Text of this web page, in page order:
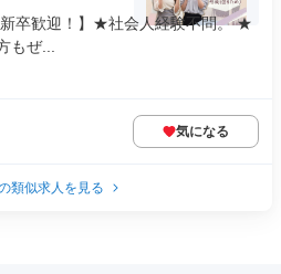
卒歓迎！】★社会人経験不問。 ★
もぜ...
気になる
類似求人を見る